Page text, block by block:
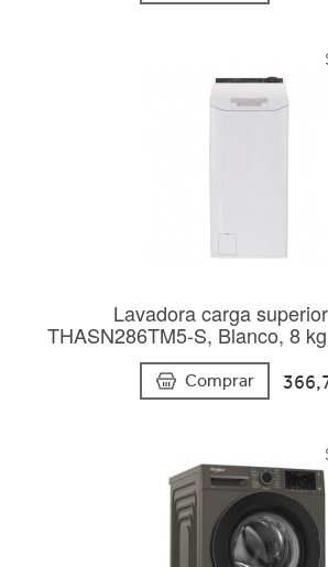
Lavadora carga
THASN286TM5-S, Blanco, 8
Comprar